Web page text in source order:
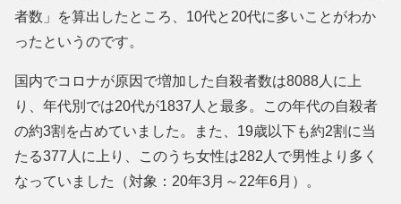
者数」を算出したところ、10代と20代に多いことがわか
ったというのです。
国内でコロナが原因で増加した自殺者数は8088人に上
り、年代別では20代が1837人と最多。この年代の自殺者
の約3割を占めていました。また、19歳以下も約2割に当
たる377人に上り、このうち女性は282人で男性より多く
なっていました（対象：20年3月～22年6月）。